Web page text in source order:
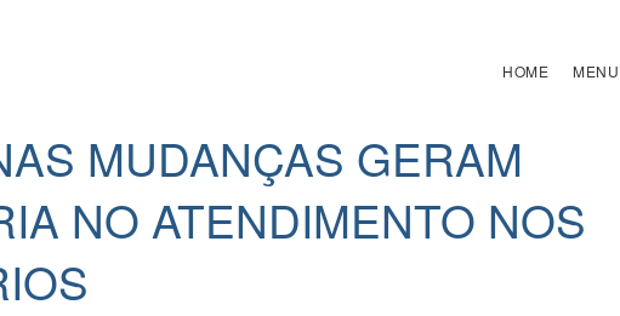
HOME MENU
MUDANÇAS GERAM
NO ATENDIMENTO NOS